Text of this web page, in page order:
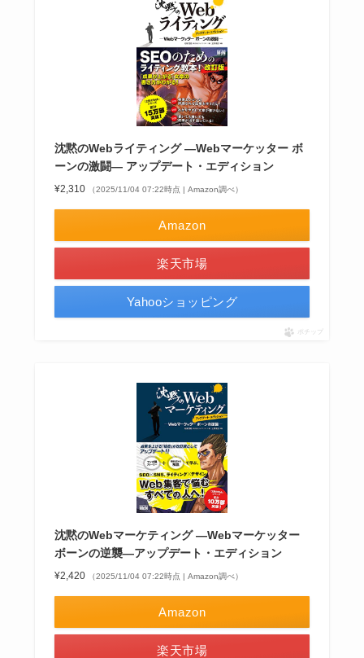
沈黙のWebライティング —Webマーケッター ボ
ーンの激闘— アップデート・エディション
¥2,310 （2025/11/04 07:22時点 | Amazon調べ）
Amazon
楽天市場
Yahooショッピング
ポチップ
沈黙のWebマーケティング —Webマーケッター
ボーンの逆襲—アップデート・エディション
¥2,420 （2025/11/04 07:22時点 | Amazon調べ）
Amazon
楽天市場